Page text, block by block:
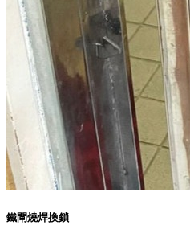
鐵閘燒焊換鎖